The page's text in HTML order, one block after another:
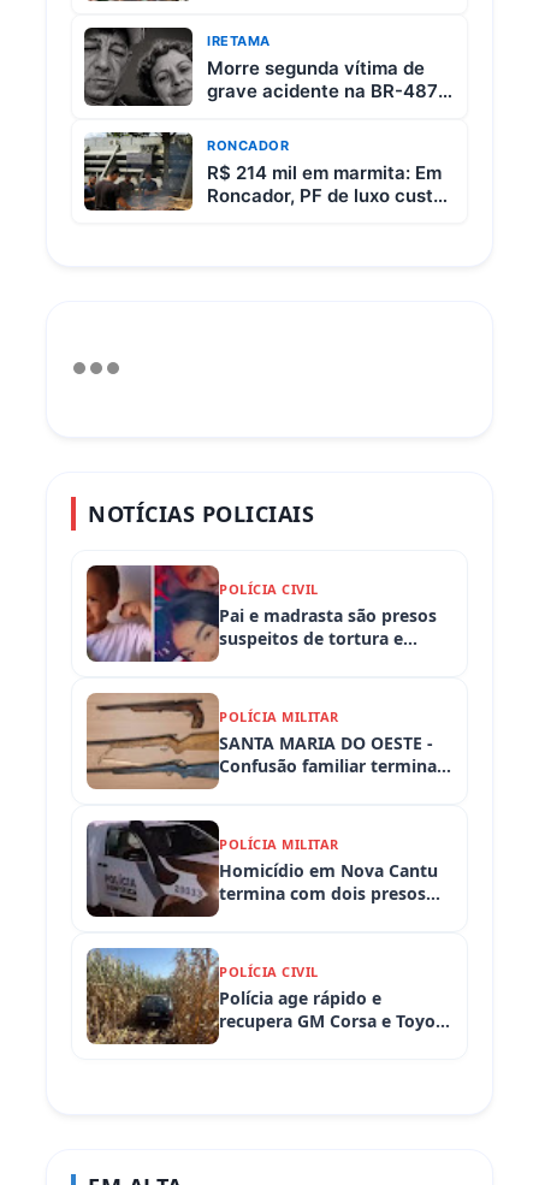
IRETAMA
Morre segunda vítima de
grave acidente na BR-487
RONCADOR
R$ 214 mil em marmita: Em
Roncador, PF de luxo custa
NOTÍCIAS POLICIAIS
POLÍCIA CIVIL
Pai e madrasta são presos
suspeitos de tortura e
POLÍCIA MILITAR
SANTA MARIA DO OESTE -
Confusão familiar termina
armas apreendidas
POLÍCIA MILITAR
Homicídio em Nova Cantu
termina com dois presos
POLÍCIA CIVIL
Polícia age rápido e
recupera GM Corsa e Toyota